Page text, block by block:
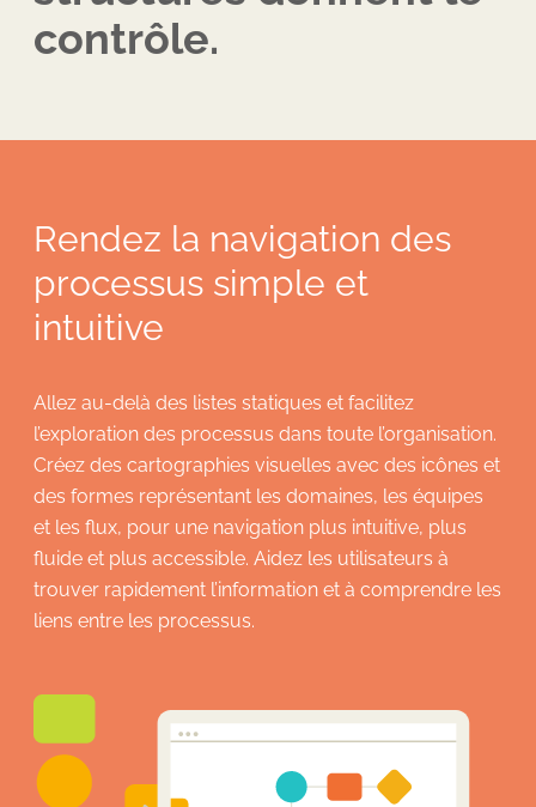
contrôle.
Rendez la navigation des
processus simple et
intuitive
Allez au-delà des listes statiques et facilitez
l’exploration des processus dans toute l’organisation.
Créez des cartographies visuelles avec des icônes et
des formes représentant les domaines, les équipes
et les flux, pour une navigation plus intuitive, plus
fluide et plus accessible. Aidez les utilisateurs à
trouver rapidement l’information et à comprendre les
liens entre les processus.